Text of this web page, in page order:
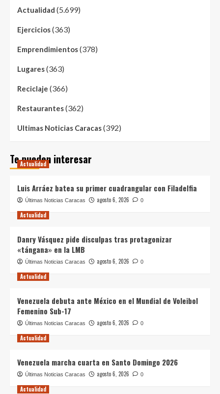
Actualidad (5.699)
Ejercicios(363)
Emprendimientos(378)
Lugares(363)
Reciclaje (366)
Restaurantes(362)
Ultimas Noticias Caracas(392)
Te pueden interesar
Actualidad
Luis Arráez batea su primer cuadrangular con Filadelfia
Últimas Noticias Caracas agosto 6, 2026 0
Actualidad
Danry Vásquez pide disculpas tras protagonizar
«tángana» en la LMB
Últimas Noticias Caracas agosto 6, 2026 0
Actualidad
Venezuela debuta ante México en el Mundial de Voleibol
Femenino Sub-17
Últimas Noticias Caracas agosto 6, 2026 0
Actualidad
Venezuela marcha cuarta en Santo Domingo 2026
Últimas Noticias Caracas agosto 6, 2026 0
Actualidad